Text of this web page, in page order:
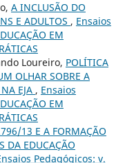
A INCLUSÃO DO
E ADULTOS , Ensaios
EM
Loureiro, POLÍTICA
OLHAR SOBRE A
EJA , Ensaios
EM
13 E A FORMAÇÃO
DA EDUCAÇÃO
Pedagógicos: v.